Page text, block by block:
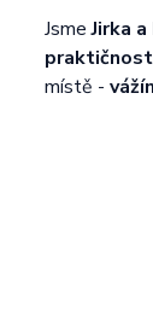
JsmeJirka
praktičnost
místě -